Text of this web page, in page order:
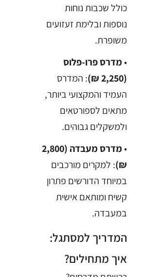
כולל שכבות נוחות
נוספות ובלימת זעזועים
משופרת.
•מדרס פרו-פלוס
(2,250 ₪)
: המדרס
העמיד והמקצועי ביותר,
מתאים לספורטאים
ולמשקלים גבוהים.
•
מדרס מעבדה (2,800
₪): למקרים מורכבים
במיוחד הדורשים פתרון
קשיח ומותאם אישית
במעבדה.
המדריך למסתגל:
איך מתחילים?